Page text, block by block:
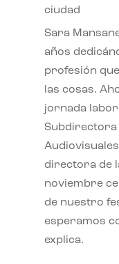
ciudad
Sara
años
profesión
las cosas.
jornada
Subdirectora
directora de
noviembre
de nuestro
esperamos
explica.